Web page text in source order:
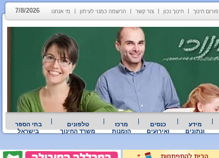
פורום חינוך חינוך נכון צור קשר הרשמה כמנוי לעיתון מי אנחנו 7/8/2026
מידע
ונתונים
כנסים
ואירועים
מרכז
הזמנות
טלפונים
משרד החינוך
בתי הספר
בישראל